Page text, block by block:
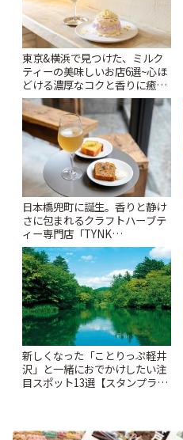
東京&横浜で見つけた、ミルク
ティーの美味しいお店6選~心ほ
どける濃厚なコクと香りに癒や
されるティータイム~ | ことりっ
ぷ
日本橋兜町に誕生。香りと静け
さに包まれるクラフトハーブテ
ィー専門店「TYNK
Kabutocho」 | ことりっぷ
新しくなった「ことりっぷ軽井
沢」と一緒におでかけしたい注
目スポット13選【スタンプラリ